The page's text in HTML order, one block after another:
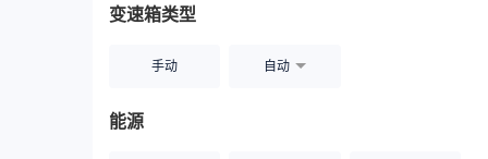
变速箱类型
手动 自动
能源